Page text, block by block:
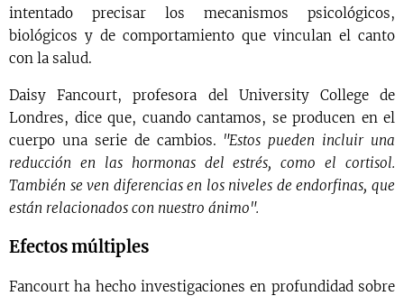
intentado precisar los mecanismos psicológicos,
biológicos y de comportamiento que vinculan el canto
con la salud.
Daisy Fancourt, profesora del University College de
Londres, dice que, cuando cantamos, se producen en el
cuerpo una serie de cambios. "Estos pueden incluir una
reducción en las hormonas del estrés, como el cortisol.
También se ven diferencias en los niveles de endorfinas, que
están relacionados con nuestro ánimo".
Efectos múltiples
Fancourt ha hecho investigaciones en profundidad sobre